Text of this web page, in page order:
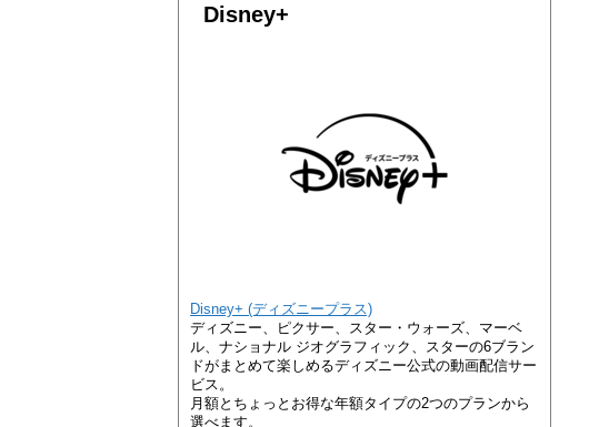
Disney+
Disney+ (ディズニープラス)
ディズニー、ピクサー、スター・ウォーズ、マーベ
ル、ナショナル ジオグラフィック、スターの6ブラン
ドがまとめて楽しめるディズニー公式の動画配信サー
ビス。
月額とちょっとお得な年額タイプの2つのプランから
選べます。